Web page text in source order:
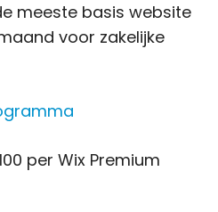
meeste basis website
voor zakelijke
per Wix Premium